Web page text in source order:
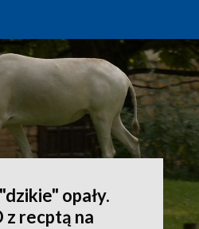
opały.
z recptą na